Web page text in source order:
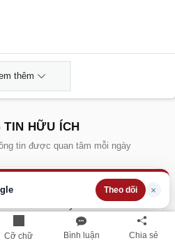
Cỡ chữ Bình luận Chia sẻ
Theo dõi ×
thêm
TIN HỮU ÍCH
tin được quan tâm mỗi ngày
hôm nay